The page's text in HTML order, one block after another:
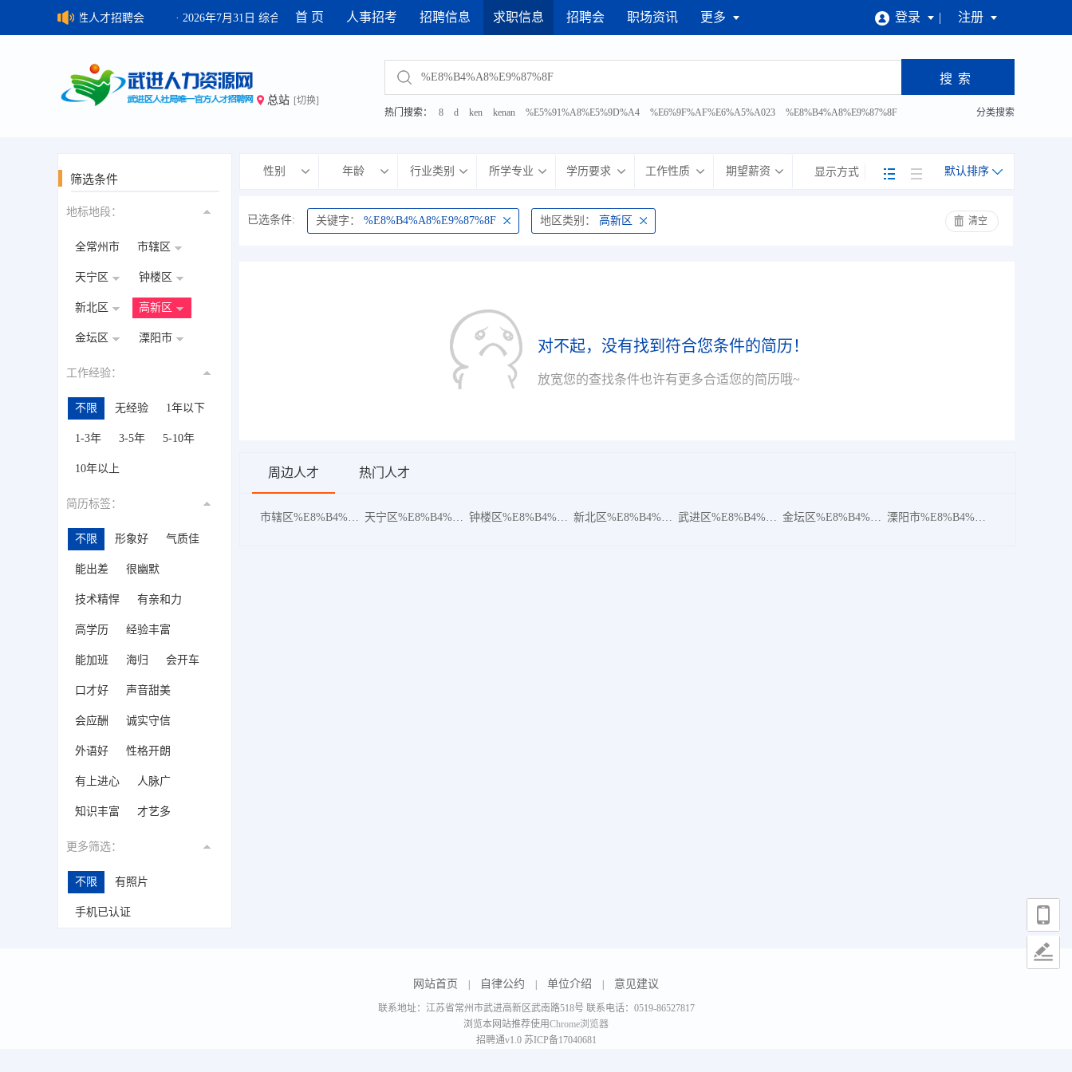
年8月7日 综合性人才招聘会 · 2026年7月31日 综合性人才招聘会 · 2026年武进区网络招聘会 · 2026年8月7日 综合性人才招聘会
首 页 人事招考 招聘信息 求职信息 招聘会 职场资讯 更多 登录 注册
总站 [切换]
热门搜索：
8 d ken kenan %E5%91%A8%E5%9D%A4 %E6%9F%AF%E6%A5%A023
%E8%B4%A8%E9%87%8F
分类搜索
筛选条件
地标地段：
全常州市 市辖区
天宁区 钟楼区
新北区 高新区
金坛区 溧阳市
工作经验：
不限 无经验 1年以下
1-3年 3-5年 5-10年
10年以上
简历标签：
不限 形象好 气质佳
能出差 很幽默
技术精悍 有亲和力
高学历 经验丰富
能加班 海归 会开车
口才好 声音甜美
会应酬 诚实守信
外语好 性格开朗
有上进心 人脉广
知识丰富 才艺多
更多筛选：
不限 有照片
手机已认证
性别 年龄 行业类别 所学专业 学历要求 工作性质 期望薪资 显示方式 默认排序
已选条件: 关键字： %E8%B4%A8%E9%87%8F 地区类别： 高新区 清空
对不起，没有找到符合您条件的简历！
放宽您的查找条件也许有更多合适您的简历哦~
周边人才 热门人才
市辖区%E8%B4%A8%E9%87%8F 天宁区%E8%B4%A8%E9%87%8F 钟楼区%E8%B4%A8%E9%87%8F 新北区%E8%B4%A8%E9%87%8F 武进区%E8%B4%A8%E9%87%8F 金坛区%E8%B4%A8%E9%87%8F 溧阳市%E8%B4%A8%E9%87%8F
网站首页 自律公约 单位介绍 意见建议
联系地址：江苏省常州市武进高新区武南路518号 联系电话：0519-86527817
浏览本网站推荐使用Chrome浏览器
招聘通v1.0 苏ICP备17040681